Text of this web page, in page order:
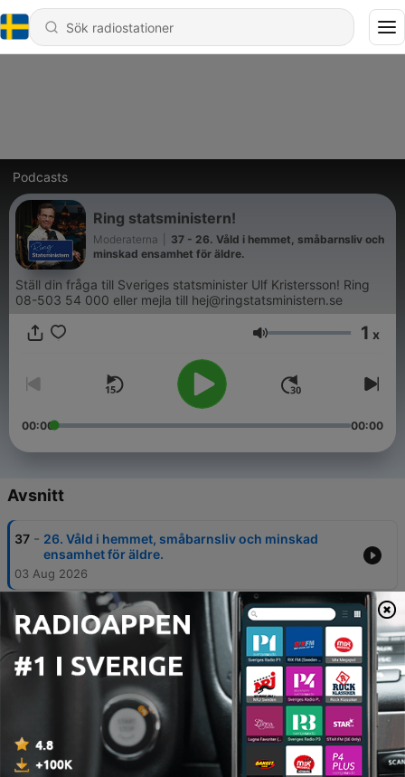
Podcasts
Ring statsministern!
Moderaterna
37 - 26. Våld i hemmet, småbarnsliv och
minskad ensamhet för äldre.
Ställ din fråga till Sveriges statsminister Ulf Kristersson! Ring
08-503 54 000 eller mejla till hej@ringstatsministern.se
Volym 1 x
00:00 00:00
Avsnitt
37 - 26. Våld i hemmet, småbarnsliv och minskad
ensamhet för äldre.
03 Aug 2026
36
25. Hur får Sverige fler kvinnor i tech, bättre LSS
och djurskydd?
27 Jul 2026
35 -
24. Utbildning, jobb och jämställdhet – lyssnarna
frågar statsministern
34 - 23. Varför mörkas brottsstatistiken – och varför är
kemikalieskatten kvar?